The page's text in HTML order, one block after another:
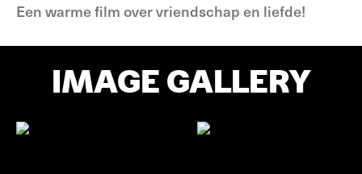
Een warme film over vriendschap en liefde!
IMAGE GALLERY